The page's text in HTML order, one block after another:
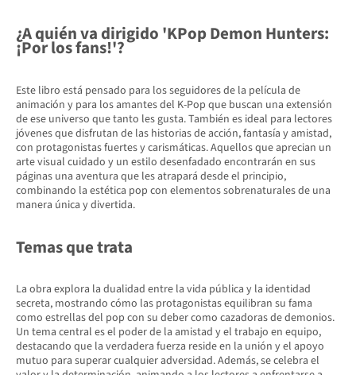
¿A quién va dirigido 'KPop Demon Hunters:
¡Por los fans!'?
Este libro está pensado para los seguidores de la película de
animación y para los amantes del K-Pop que buscan una extensión
de ese universo que tanto les gusta. También es ideal para lectores
jóvenes que disfrutan de las historias de acción, fantasía y amistad,
con protagonistas fuertes y carismáticas. Aquellos que aprecian un
arte visual cuidado y un estilo desenfadado encontrarán en sus
páginas una aventura que les atrapará desde el principio,
combinando la estética pop con elementos sobrenaturales de una
manera única y divertida.
Temas que trata
La obra explora la dualidad entre la vida pública y la identidad
secreta, mostrando cómo las protagonistas equilibran su fama
como estrellas del pop con su deber como cazadoras de demonios.
Un tema central es el poder de la amistad y el trabajo en equipo,
destacando que la verdadera fuerza reside en la unión y el apoyo
mutuo para superar cualquier adversidad. Además, se celebra el